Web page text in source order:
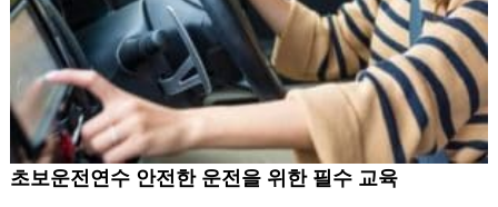
초보운전연수 안전한 운전을 위한 필수 교육